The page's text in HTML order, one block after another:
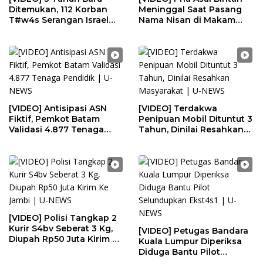
Ditemukan, 112 Korban
T#w4s Serangan Israel
Meninggal Saat Pasang
Nama Nisan di Makam
[VIDEO] Antisipasi ASN
Fiktif, Pemkot Batam
Validasi 4.877 Tenaga
[VIDEO] Terdakwa
Penipuan Mobil Dituntut 3
Tahun, Dinilai Resahkan
[VIDEO] Polisi Tangkap 2
Kurir S4bv Seberat 3 Kg,
Diupah Rp50 Juta Kirim Ke
[VIDEO] Petugas Bandara
Kuala Lumpur Diperiksa
Diduga Bantu Pilot